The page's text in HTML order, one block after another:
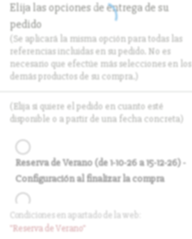
Elija las opciones de entrega de su
pedido
(Se aplicará la misma opción para todas las
referencias incluidas en su pedido. No es
necesario que efectúe más selecciones en los
demás productos de su compra.)
(Elija si quiere el pedido en cuanto esté
disponible o a partir de una fecha concreta)
Reserva de Verano (de 1-10-26 a 15-12-26) -
Configuración al finalizar la compra
Entrega en cuanto el pedido esté
disponible (sin descuento)
Condiciones en apartado de la web:
"Reservade Verano"